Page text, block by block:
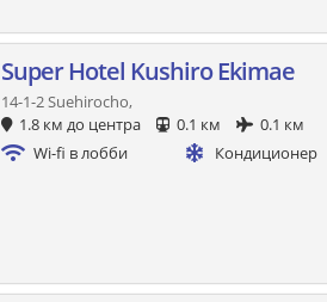
Super Hotel Kushiro Ekimae
14-1-2 Suehirocho,
1.8 км до центра
0.1 км
0.1 км
Wi-fi в лобби
Кондиционер